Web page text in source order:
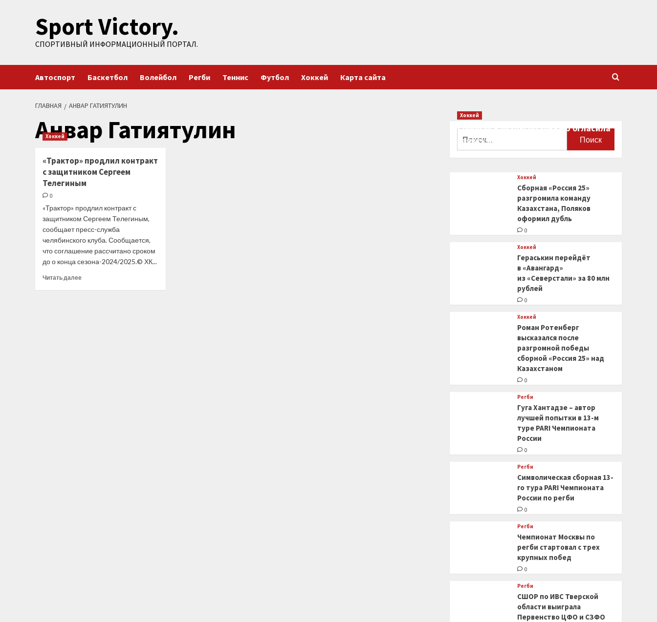
содержимомуSport Victory.
СПОРТИВНЫЙ ИНФОРМАЦИОННЫЙ ПОРТАЛ.
Автоспорт Баскетбол Волейбол Регби Теннис Футбол Хоккей Карта сайта
ГЛАВНАЯ АНВАР ГАТИЯТУЛИН
Анвар Гатиятулин
Хоккей
«Трактор» продлил контракт
с защитником Сергеем
Телегиным
0
«Трактор» продлил контракт с
защитником Сергеем Телегиным,
сообщает пресс-служба
челябинского клуба. Сообщается,
что соглашение рассчитано сроком
до о конца сезона-2024/2025.© ХК...
Читать далееПрочитать
Хоккей
Сборная Канады по хоккею огласила
заявку на чемпионат мира
Хоккей
Сборная «Россия 25»
разгромила команду
Казахстана, Поляков
оформил дубль
0
Хоккей
Гераськин перейдёт
в «Авангард»
из «Северстали» за 80 млн
рублей
0
Хоккей
Роман Ротенберг
высказался после
разгромной победы
сборной «Россия 25» над
Казахстаном
0
Регби
Гуга Хантадзе – автор
лучшей попытки в 13-м
туре PARI Чемпионата
России
0
Регби
Символическая сборная 13-
го тура PARI Чемпионата
России по регби
0
Регби
Чемпионат Москвы по
регби стартовал с трех
крупных побед
0
Регби
СШОР по ИВС Тверской
области выиграла
Первенство ЦФО и СЗФО